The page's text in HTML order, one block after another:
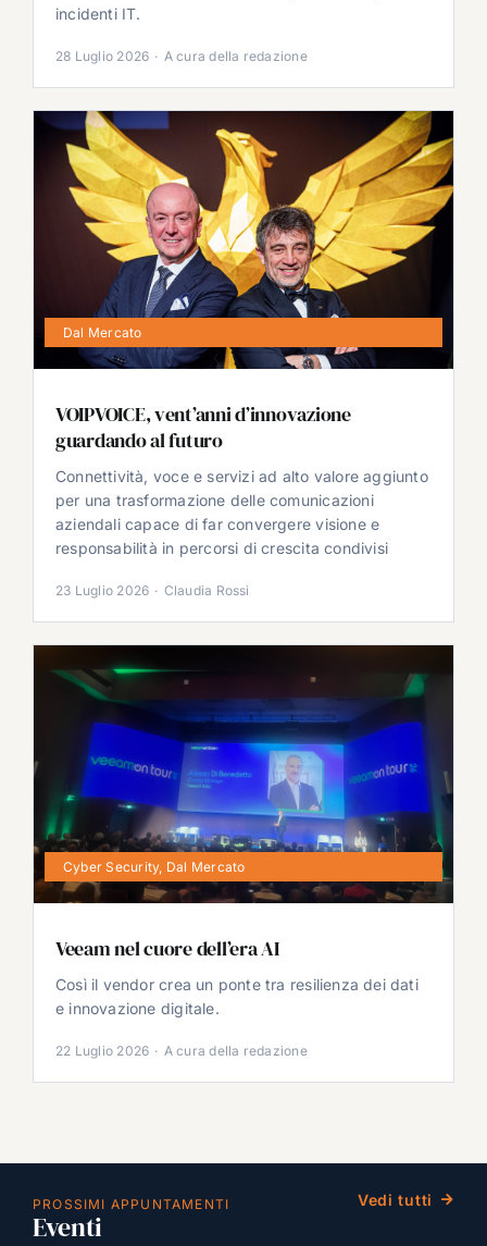
incidenti IT.
28 Luglio 2026 · A cura della redazione
Dal Mercato
VOIPVOICE, vent’anni d’innovazione
guardando al futuro
Connettività, voce e servizi ad alto valore aggiunto
per una trasformazione delle comunicazioni
aziendali capace di far convergere visione e
responsabilità in percorsi di crescita condivisi
23 Luglio 2026 · Claudia Rossi
Cyber Security, Dal Mercato
Veeam nel cuore dell’era AI
Così il vendor crea un ponte tra resilienza dei dati
e innovazione digitale.
22 Luglio 2026 · A cura della redazione
PROSSIMI APPUNTAMENTI
Eventi
Vedi tutti